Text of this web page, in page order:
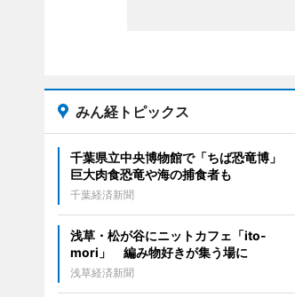
みん経トピックス
千葉県立中央博物館で「ちば恐竜博」
巨大肉食恐竜や海の捕食者も
千葉経済新聞
浅草・松が谷にニットカフェ「ito-
mori」 編み物好きが集う場に
浅草経済新聞